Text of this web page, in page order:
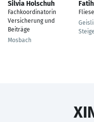
Silvia Holschuh
Fachkoordinatorin
Versicherung und
Beiträge
Mosbach
Steige